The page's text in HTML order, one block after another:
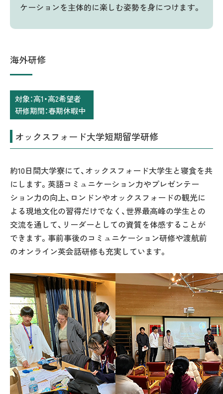
ケーションを主体的に楽しむ姿勢を身につけます。
海外研修
対象：高1・高2希望者
研修期間：春期休暇中
オックスフォード大学短期留学研修
約10日間大学寮にて、オックスフォード大学生と寝食を共
にします。英語コミュニケーション力やプレゼンテー
ション力の向上、ロンドンやオックスフォードの観光に
よる現地文化の習得だけでなく、世界最高峰の学生との
交流を通して、リーダーとしての資質を体感することが
できます。事前事後のコミュニケーション研修や渡航前
のオンライン英会話研修も充実しています。